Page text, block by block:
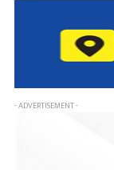
- ADVERTISEMENT -